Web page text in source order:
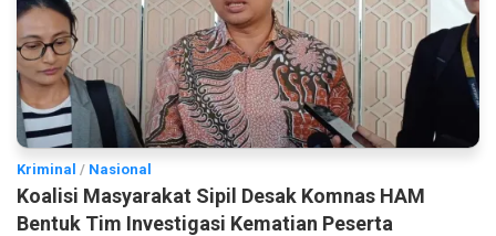
Kriminal / Nasional
Koalisi Masyarakat Sipil Desak Komnas HAM
Bentuk Tim Investigasi Kematian Peserta